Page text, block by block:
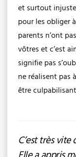
et surtout
pour les obliger
parents n’ont
vôtres et c’est
signifie pas
ne réalisent pas
être
C’est très